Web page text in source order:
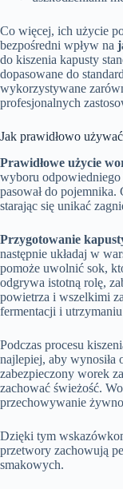
Co więcej, ich użycie
bezpośredni wpływ na
do kiszenia kapusty
dopasowane do
wykorzystywane
profesjonalnych
Jak prawidłowo
Prawidłowe użycie
wyboru odpowiedniego
pasował do
starając się unikać
Przygotowanie
następnie układaj w
pomoże uwolnić sok,
odgrywa istotną rolę,
powietrza i wszelkimi
fermentacji i
Podczas procesu
najlepiej, aby wynosiła
zabezpieczony worek
zachować świeżość.
przechowywanie
Dzięki tym
przetwory zachowują
smakowych.